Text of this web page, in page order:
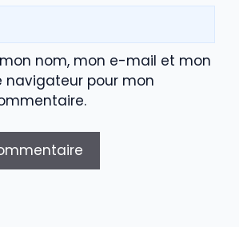
nom, mon e-mail et mon
navigateur pour mon